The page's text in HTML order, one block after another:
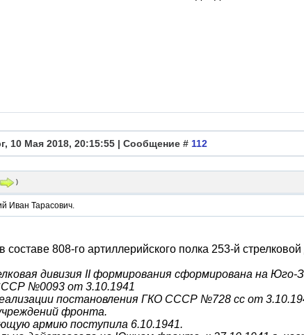
10 Мая 2018, 20:15:55 | Сообщение # 112
)
Иван Тарасович.
составе 808-го артиллерийского полка 253-й
дивизия II формирования сформирована на
№0093 от 3.10.1941
постановления ГКО СССР №728 сс от
фронта.
армию поступила 6.10.1941.